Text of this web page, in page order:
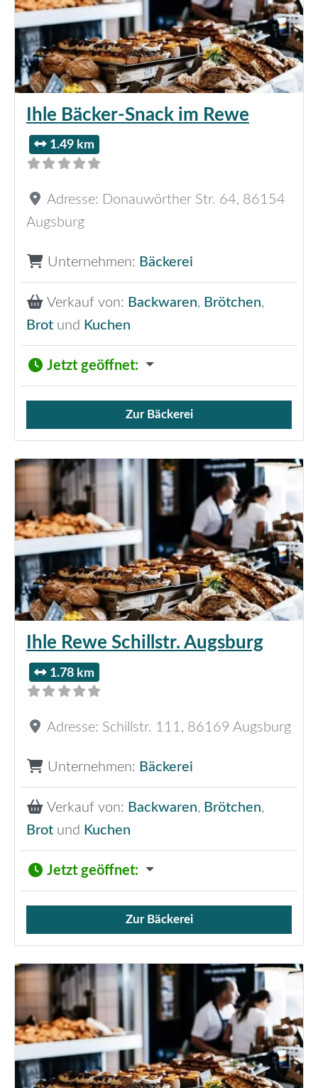
Ihle Bäcker-Snack im Rewe
1.49 km
Adresse: Donauwörther Str. 64, 86154
Augsburg
Unternehmen: Bäckerei
Verkauf von: Backwaren, Brötchen,
Brot und Kuchen
Jetzt geöffnet:
Verkauf von Brötchen,
Zur Bäckerei
Ihle Rewe Schillstr. Augsburg
1.78 km
Adresse: Schillstr. 111 , 86169 Augsburg
Unternehmen: Bäckerei
Verkauf von: Backwaren, Brötchen,
Brot und Kuchen
Jetzt geöffnet:
Verkauf von Brötchen,
Zur Bäckerei